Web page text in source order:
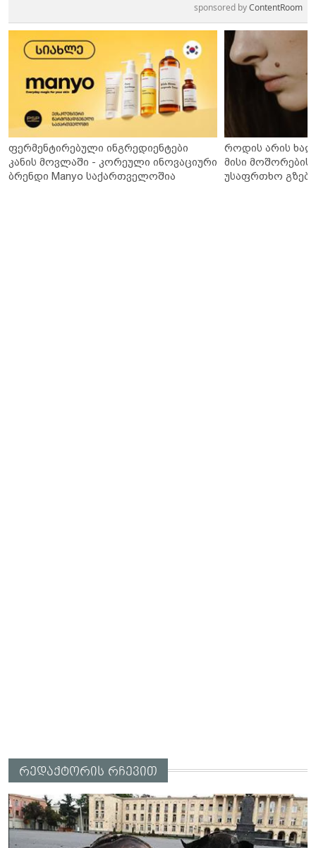
sponsored byContentRoom
ფერმენტირებული ინგრედიენტები
კანის მოვლაში - კორეული ინოვაციური
ბრენდი Manyo საქართველოშია
როდის არის
მისი მოშორების
უსაფრთხო გზები
რედაქტორის რჩევით